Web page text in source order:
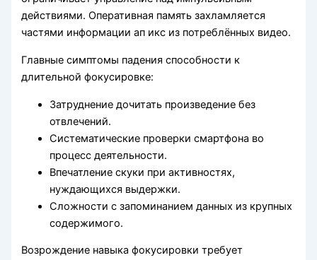
действиями. Оперативная память захламляется
частями информации ап икс из потреблённых видео.
Главные симптомы падения способности к
длительной фокусировке:
Затруднение дочитать произведение без
отвлечений.
Систематические проверки смартфона во
процесс деятельности.
Впечатление скуки при активностях,
нуждающихся выдержки.
Сложности с запоминанием данных из крупных
содержимого.
Возрождение навыка фокусировки требует